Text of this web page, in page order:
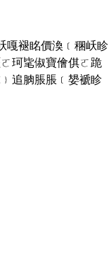
嘎褪眳價渙﹝稛岆眕
珂毞俶寶儈倛ㄛ跪
追朒脹脹﹝嫢褫眕